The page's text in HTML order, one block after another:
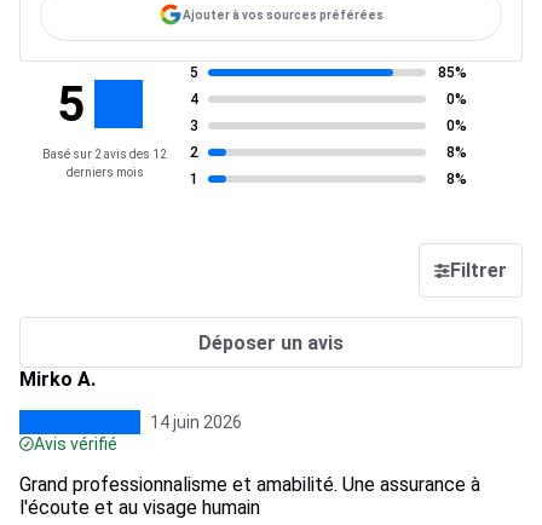
Ajouter à vos sources préférées
5
Basé sur 2 avis des 12
derniers mois
5
85%
4
0%
3
0%
2
8%
1
8%
Filtrer
Déposer un avis
Mirko A.
14 juin 2026
Avis vérifié
Grand professionnalisme et amabilité. Une assurance à
l'écoute et au visage humain